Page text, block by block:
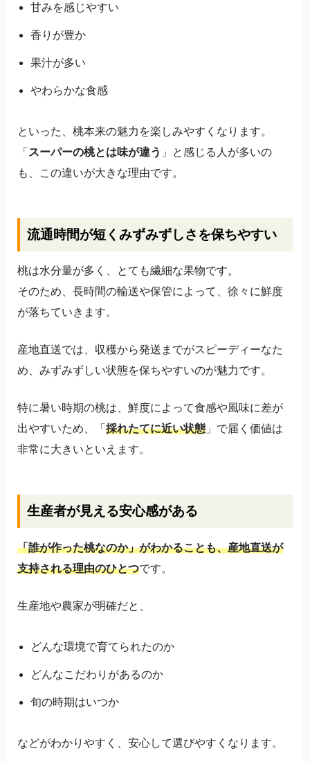
甘みを感じやすい
香りが豊か
果汁が多い
やわらかな食感
といった、桃本来の魅力を楽しみやすくなります。
「 スーパーの桃とは味が違う 」と感じる人が多いの
も、この違いが大きな理由です。
流通時間が短くみずみずしさを保ちやすい
桃は水分量が多く、とても繊細な果物です。
そのため、長時間の輸送や保管によって、徐々に鮮度
が落ちていきます。
産地直送では、収穫から発送までがスピーディーなた
め、みずみずしい状態を保ちやすいのが魅力です。
特に暑い時期の桃は、鮮度によって食感や風味に差が
出やすいため、「 採れたてに近い状態 」で届く価値は
非常に大きいといえます。
生産者が見える安心感がある
「誰が作った桃なのか」がわかることも、産地直送が
支持される理由のひとつです。
生産地や農家が明確だと、
どんな環境で育てられたのか
どんなこだわりがあるのか
旬の時期はいつか
などがわかりやすく、安心して選びやすくなります。